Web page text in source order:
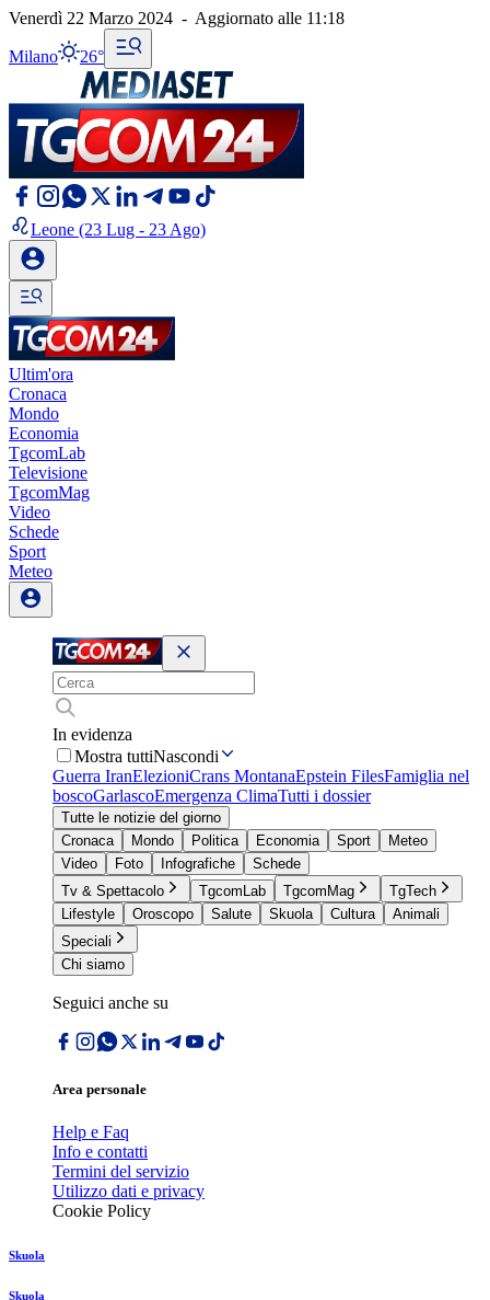
Venerdì 22 Marzo 2024 - Aggiornato alle 11:18
Milano 26°
Leone (23 Lug - 23 Ago)
Ultim'ora
Cronaca
Mondo
Economia
TgcomLab
Televisione
TgcomMag
Video
Schede
Sport
Meteo
In evidenza
Mostra tuttiNascondi
Guerra IranElezioniCrans MontanaEpstein FilesFamiglia nel
boscoGarlascoEmergenza ClimaTutti i dossier
Tutte le notizie del giorno
Cronaca
Mondo Politica Economia Sport
Meteo
Video
Foto Infografiche
Schede
Tv & Spettacolo
TgcomLab TgcomMag
TgTech
Lifestyle
Oroscopo Salute Skuola Cultura
Animali
Speciali
Chi siamo
Seguici anche su
Area personale
Help e Faq
Info e contatti
Termini del servizio
Utilizzo dati e privacy
Cookie Policy
Skuola
Skuola